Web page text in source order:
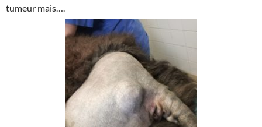
tumeur mais….